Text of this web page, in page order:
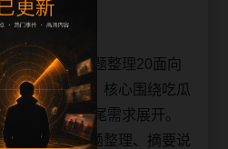
星事件相关问题整理20面向
读场景整理，核心围绕吃瓜
件和相关长尾需求展开。
补充相关问题整理、摘要说